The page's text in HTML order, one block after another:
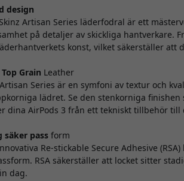
design
Artisan Series läderfodral är ett
på detaljer av skickliga hantverkare.
konst, vilket säkerställer att
Grain Leather
Series är en symfoni av textur och
lädret. Se den stenkorniga
dina AirPods 3 från ett tekniskt tillbehör till
säker passform
Re-stickable Secure Adhesive
RSA säkerställer att locket sitter
dag.